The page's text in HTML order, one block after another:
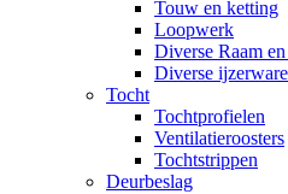
Touw en ketting
Loopwerk
Diverse Raam
Diverse
Tocht
Tochtprofielen
Ventilatieroosters
Tochtstrippen
Deurbeslag